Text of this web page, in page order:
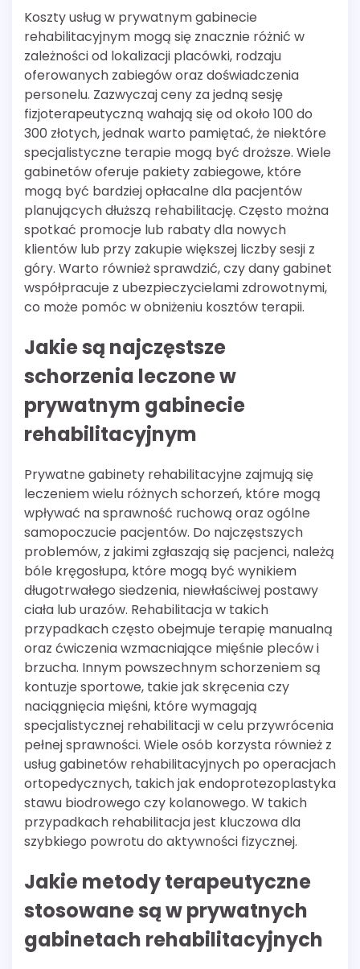
Koszty usług w prywatnym gabinecie
rehabilitacyjnym mogą się znacznie różnić w
zależności od lokalizacji placówki, rodzaju
oferowanych zabiegów oraz doświadczenia
personelu. Zazwyczaj ceny za jedną sesję
fizjoterapeutyczną wahają się od około 100 do
300 złotych, jednak warto pamiętać, że niektóre
specjalistyczne terapie mogą być droższe. Wiele
gabinetów oferuje pakiety zabiegowe, które
mogą być bardziej opłacalne dla pacjentów
planujących dłuższą rehabilitację. Często można
spotkać promocje lub rabaty dla nowych
klientów lub przy zakupie większej liczby sesji z
góry. Warto również sprawdzić, czy dany gabinet
współpracuje z ubezpieczycielami zdrowotnymi,
co może pomóc w obniżeniu kosztów terapii.
Jakie są najczęstsze
schorzenia leczone w
prywatnym gabinecie
rehabilitacyjnym
Prywatne gabinety rehabilitacyjne zajmują się
leczeniem wielu różnych schorzeń, które mogą
wpływać na sprawność ruchową oraz ogólne
samopoczucie pacjentów. Do najczęstszych
problemów, z jakimi zgłaszają się pacjenci, należą
bóle kręgosłupa, które mogą być wynikiem
długotrwałego siedzenia, niewłaściwej postawy
ciała lub urazów. Rehabilitacja w takich
przypadkach często obejmuje terapię manualną
oraz ćwiczenia wzmacniające mięśnie pleców i
brzucha. Innym powszechnym schorzeniem są
kontuzje sportowe, takie jak skręcenia czy
naciągnięcia mięśni, które wymagają
specjalistycznej rehabilitacji w celu przywrócenia
pełnej sprawności. Wiele osób korzysta również z
usług gabinetów rehabilitacyjnych po operacjach
ortopedycznych, takich jak endoprotezoplastyka
stawu biodrowego czy kolanowego. W takich
przypadkach rehabilitacja jest kluczowa dla
szybkiego powrotu do aktywności fizycznej.
Jakie metody terapeutyczne
stosowane są w prywatnych
gabinetach rehabilitacyjnych